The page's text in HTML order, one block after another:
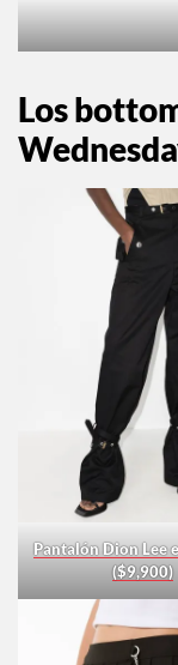
Los
Pantalón Dion Lee
($9,900)